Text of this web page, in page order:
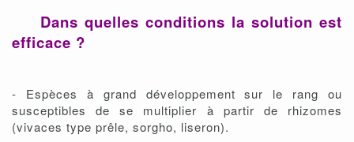
Dans quelles conditions la solution est
efficace ?
- Espèces à grand développement sur le rang ou
susceptibles de se multiplier à partir de rhizomes
(vivaces type prêle, sorgho, liseron).